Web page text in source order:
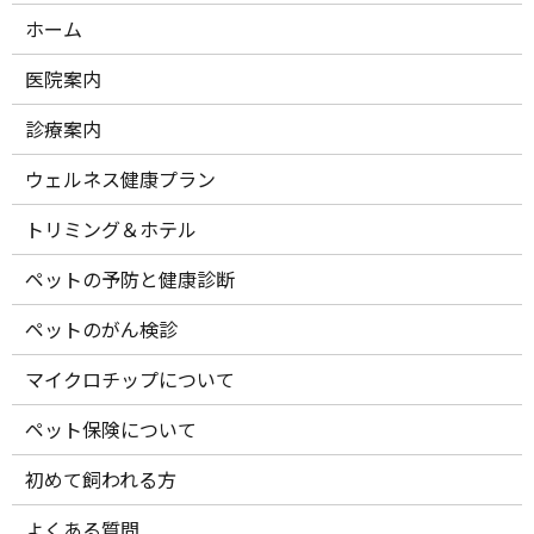
ホーム
医院案内
診療案内
ウェルネス健康プラン
トリミング＆ホテル
ペットの予防と健康診断
ペットのがん検診
マイクロチップについて
ペット保険について
初めて飼われる方